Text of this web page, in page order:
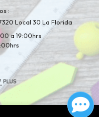
Local 30 La Florida
a 19:00hrs
mi tienda? Yo vendo con